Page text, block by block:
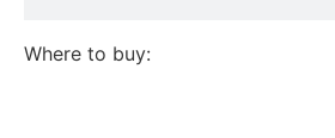
Where to buy: